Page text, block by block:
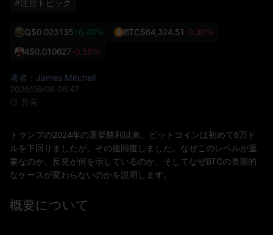
#注目トピック
Q$0.023135+6.40% BTC$64,324.51 -0.30%
4$0.010627-0.58%
著者：James Mitchell
2026/06/08 08:47
共有
トランプの2024年の選挙勝利以来、ビットコインは初めて6万ド
ルを下回りましたが、その後回復しました。なぜこのレベルが重
要なのか、反発が何を示しているのか、そしてなぜBTCの長期的
なケースが変わらないのかを説明します。
概要について